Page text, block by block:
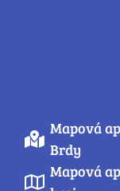
Mapová
Brdy
Mapová